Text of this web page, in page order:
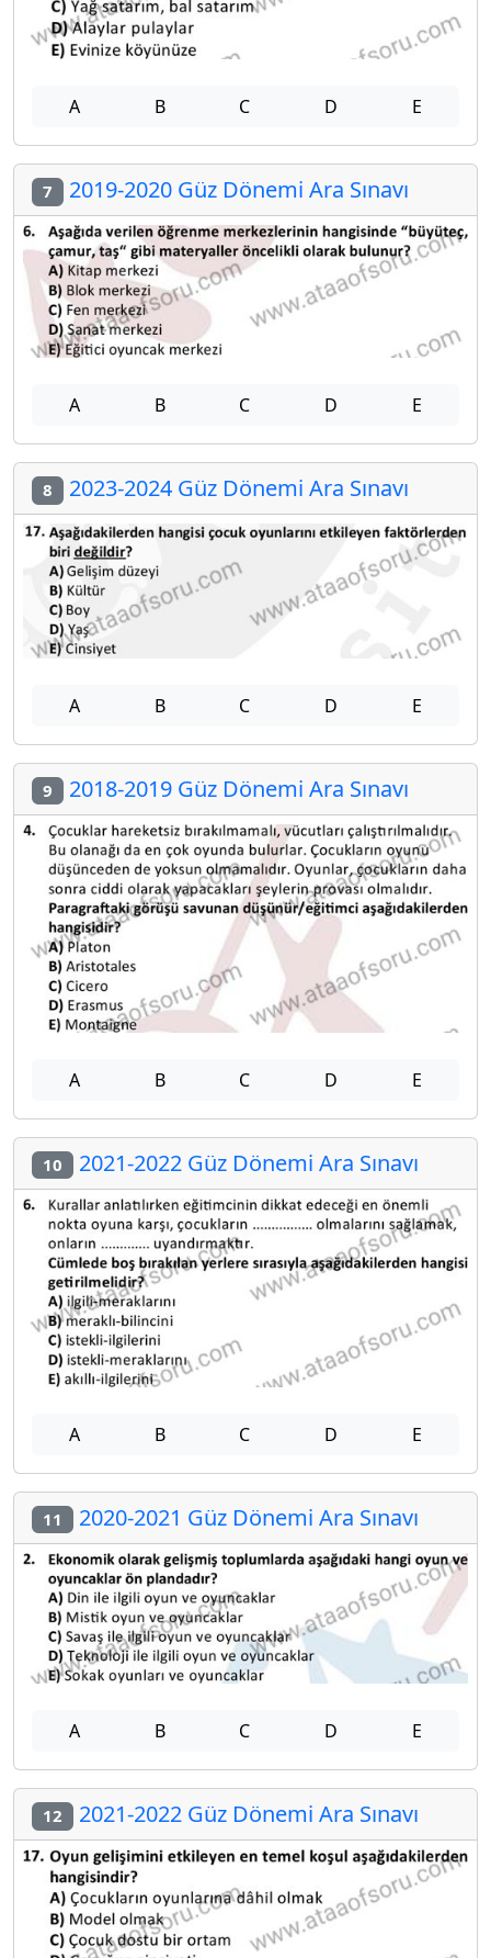
A B C D E
7 2019-2020 Güz Dönemi Ara Sınavı
A B C D E
8 2023-2024 Güz Dönemi Ara Sınavı
A B C D E
9 2018-2019 Güz Dönemi Ara Sınavı
A B C D E
10 2021-2022 Güz Dönemi Ara Sınavı
A B C D E
11 2020-2021 Güz Dönemi Ara Sınavı
A B C D E
12 2021-2022 Güz Dönemi Ara Sınavı